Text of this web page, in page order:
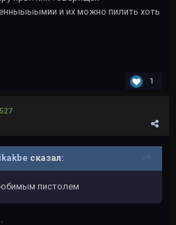
и их можно пилить хоть
1
сказал:
пистолем